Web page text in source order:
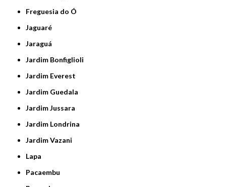
Freguesia do Ó
Jaguaré
Jaraguá
Jardim Bonfiglioli
Jardim Everest
Jardim Guedala
Jardim Jussara
Jardim Londrina
Jardim Vazani
Lapa
Pacaembu